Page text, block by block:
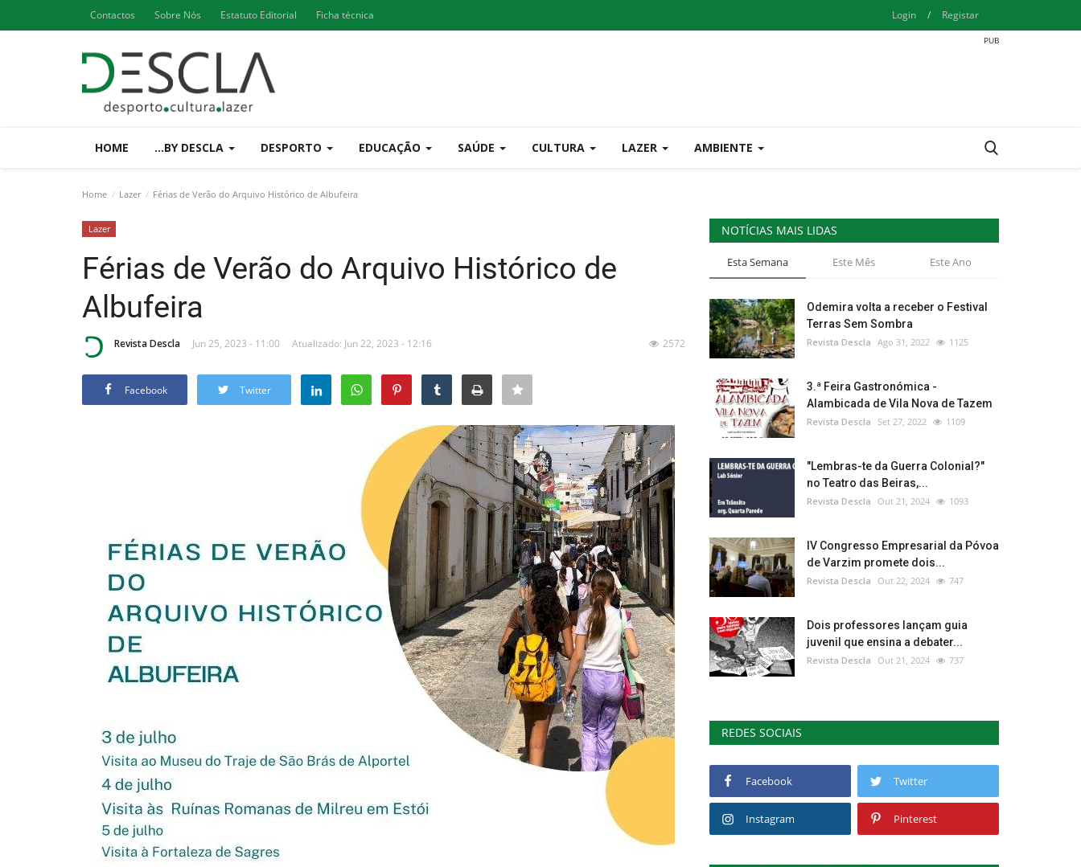
Contactos Sobre Nós Estatuto Editorial Ficha técnica Login / Registar
HOME ...BY DESCLA DESPORTO EDUCAÇÃO SAÚDE CULTURA LAZER AMBIENTE
Home Lazer Férias de Verão do Arquivo Histórico de Albufeira
Lazer
Férias de Verão do Arquivo Histórico de
Albufeira
Revista Descla Jun 25, 2023 - 11:00 Atualizado: Jun 22, 2023 - 12:16 2572
Facebook Twitter
NOTÍCIAS MAIS LIDAS
Esta Semana Este Mês Este Ano
Odemira volta a receber o Festival
Terras Sem Sombra
Revista Descla Ago 31, 2022 1125
3.ª Feira Gastronómica -
Alambicada de Vila Nova de Tazem
Revista Descla Set 27, 2022 1109
"Lembras-te da Guerra Colonial?"
no Teatro das Beiras,...
Revista Descla Out 21, 2024 1093
IV Congresso Empresarial da Póvoa
de Varzim promete dois...
Revista Descla Out 22, 2024 747
Dois professores lançam guia
juvenil que ensina a debater...
Revista Descla Out 21, 2024 737
REDES SOCIAIS
Facebook Twitter
Instagram Pinterest